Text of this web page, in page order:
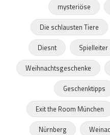
mysteriöse
Die schlausten Tiere
Diesnt
Spielleiter
Weihnachtsgeschenke
Geschenktipps
Exit the Room München
Nürnberg